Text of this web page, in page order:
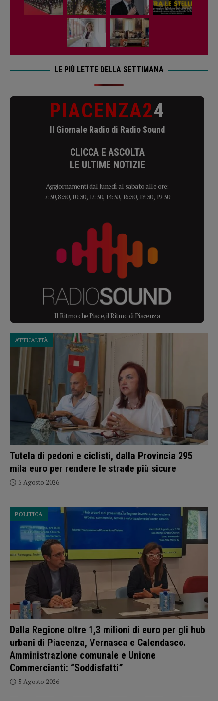
LE PIÙ LETTE DELLA SETTIMANA
PIACENZA24
Il Giornale Radio di Radio Sound
CLICCA E ASCOLTA
LE ULTIME NOTIZIE
Aggiornamenti dal lunedì al sabato alle ore:
7:30, 8:30, 10:30, 12:30, 14:30, 16:30, 18:30, 19:30
Il Ritmo che Piace, il Ritmo di Piacenza
Tutela di pedoni e ciclisti, dalla Provincia 295
mila euro per rendere le strade più sicure
ATTUALITÀ
5 Agosto 2026
Dalla Regione oltre 1,3 milioni di euro per gli hub
urbani di Piacenza, Vernasca e Calendasco.
Amministrazione comunale e Unione
Commercianti: “Soddisfatti”
POLITICA
5 Agosto 2026